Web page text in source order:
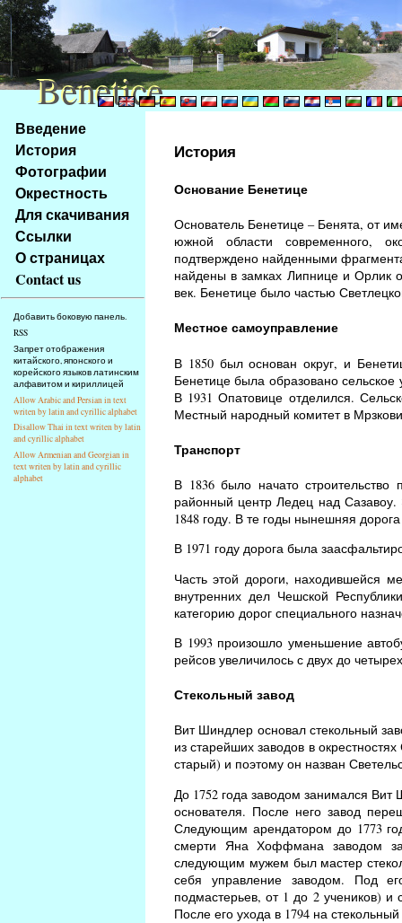
Na
obsah
stránky
Klávesové
zkratky
tomto
webu
základní
strana
Введение
История
Фотографии
Окрестность
Для скачивания
Ссылки
О страницах
Contact us
Добавить боковую панель.
RSS
Запрет отображения
китайского, японского и
корейского языков латинским
алфавитом и кириллицей
Allow Arabic and Persian in text
writen by latin and cyrillic alphabet
Disallow Thai in text writen by latin
and cyrillic alphabet
Allow Armenian and Georgian in
text writen by latin and cyrillic
alphabet
История
Основание Бенетице
Основатель Бенетице – Бенята, от
южной области современного,
подтверждено найденными
найдены в замках Липнице и Орлик
век. Бенетице было частью
Местное самоуправление
В 1850 был основан округ, и
Бенетице была образовано
В 1931 Опатовице отделился.
Местный народный комитет в
Транспорт
В 1836 было начато
районный центр Ледец над
1848 году. В те годы нынешняя
В 1971 году дорога была
Часть этой дороги, находившейся
внутренних дел Чешской
категорию дорог специального
В 1993 произошло уменьшение
рейсов увеличилось с двух до
Стекольный завод
Вит Шиндлер основал стекольный
из старейших заводов в
старый) и поэтому он назван
До 1752 года заводом занимался
основателя. После него завод
Следующим арендатором до 1773
смерти Яна Хоффмана заводом
следующим мужем был мастер
себя управление заводом. Под
подмастерьев, от 1 до 2 учеников)
После его ухода в 1794 на
Benetice
Benetice